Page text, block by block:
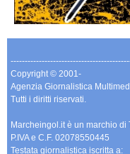
Copyright © 2001-
Agenzia Giornalistica
Tutti i diritti riservati.
Marcheingol.it è un marchio di
P.IVA e C.F. 02078550445
Testata giornalistica iscritta a: